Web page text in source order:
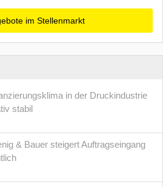
im Stellenmarkt
in der Druckindustrie
stabil
& Bauer steigert Auftragseingang